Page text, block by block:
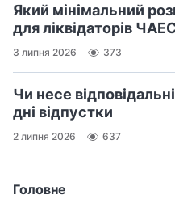
Головне
Який мінімальний
для ліквідаторів
3 липня 2026 373
Чи несе
дні відпустки
2 липня 2026 637